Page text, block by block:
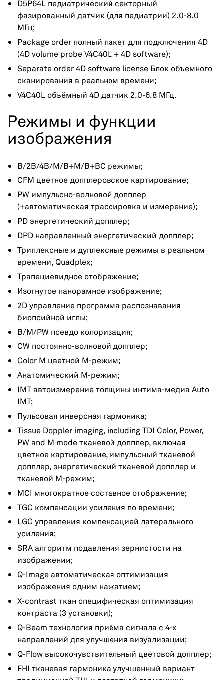
D5P64L педиатрический секторный
фазированный датчик (для педиатрии) 2.0-8.0
МГц;
Рackage order полный пакет для подключения 4D
(4D volume probe V4C40L + 4D software);
Separate order 4D software license Блок объемного
сканирования в реальном времени;
V4C40L объёмный 4D датчик 2.0-6.8 МГц.
Режимы и функции
изображения
B/2B/4B/M/B+M/B+BC режимы;
CFM цветное допплеровское картирование;
PW импульсно-волновой допплер
(+автоматическая трассировка и измерение);
PD энергетический допплер;
DPD направленный энергетический допплер;
Триплексные и дуплексные режимы в реальном
времени, Quadplex;
Трапециевидное отображение;
Изогнутое панорамное изображение;
2D управление программа распознавания
биопсийной иглы;
B/M/PW псевдо колоризация;
CW постоянно-волновой допплер;
Color M цветной М-режим;
Анатомический М-режим;
IMT автоизмерение толщины интима-медиа Auto
IMT;
Пульсовая инверсная гармоника;
Tissue Doppler imaging, including TDI Color, Power,
PW and M mode тканевой допплер, включая
цветное картирование, импульсный тканевой
допплер, энергетический тканевой допплер и
тканевой М-режим;
MCI многократное составное отображение;
TGC компенсации усиления по времени;
LGC управления компенсацией латерального
усиления;
SRA алгоритм подавления зернистости на
изображении;
Q-Image автоматическая оптимизация
изображения одним нажатием;
X-contrast ткан специфическая оптимизация
контраста (3 установки);
Q-Beam технология приёма сигнала с 4-х
направлений для улучшения визуализации;
Q-Flow высокочувствительный цветовой допплер;
FHI тканевая гармоника улучшенный вариант